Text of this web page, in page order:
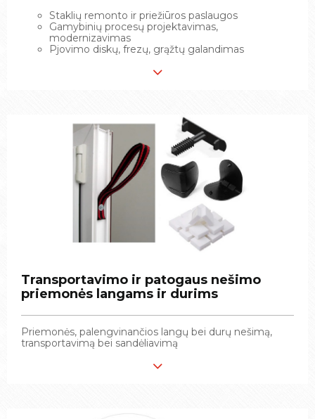
Staklių remonto ir priežiūros paslaugos
Gamybinių procesų projektavimas,
modernizavimas
Pjovimo diskų, frezų, grąžtų galandimas
Staklių remonto ir priežiūros paslaugos
Gamybinių procesų projektavimas,
modernizavimas
Pjovimo diskų, frezų, grąžtų galandimas
Transportavimo ir patogaus nešimo
priemonės langams ir durims
Priemonės, palengvinančios langų bei durų nešimą,
transportavimą bei sandėliavimą
Transportavimo ir patogaus nešimo
priemonės langams ir durims
Priemonės, palengvinančios langų bei durų nešimą,
transportavimą bei sandėliavimą